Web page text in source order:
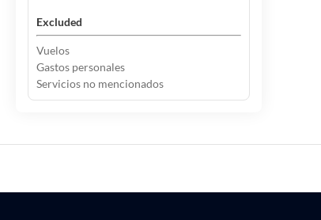
Excluded
Vuelos
Gastos personales
Servicios no mencionados